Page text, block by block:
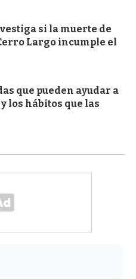
si la muerte de
Largo incumple el
que pueden ayudar a
los hábitos que las